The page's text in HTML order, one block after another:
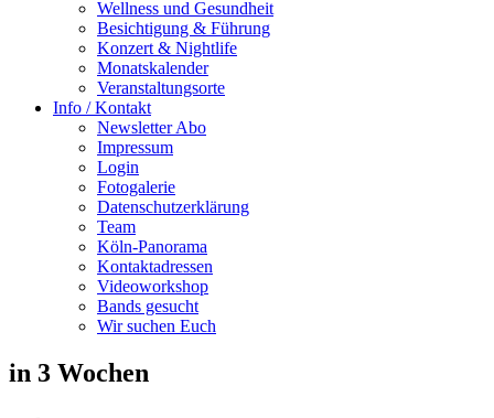
Wellness und Gesundheit
Besichtigung & Führung
Konzert & Nightlife
Monatskalender
Veranstaltungsorte
Info / Kontakt
Newsletter Abo
Impressum
Login
Fotogalerie
Datenschutzerklärung
Team
Köln-Panorama
Kontaktadressen
Videoworkshop
Bands gesucht
Wir suchen Euch
in 3 Wochen